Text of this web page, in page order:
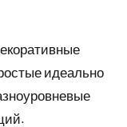
идеально